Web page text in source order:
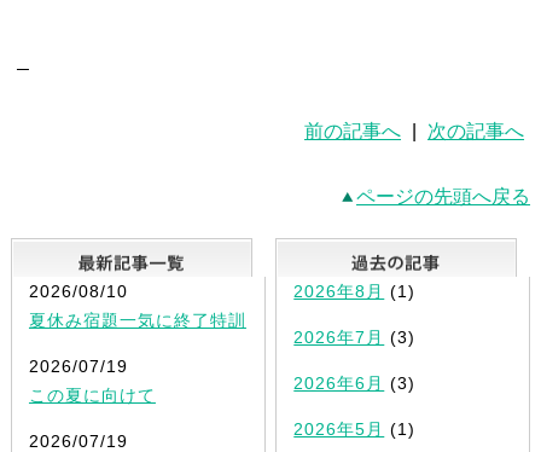
前の記事へ 次の記事へ
ページの先頭へ戻る
最新記事一覧
2026/08/10
夏休み宿題一気に終了特訓
2026/07/19
この夏に向けて
2026/07/19
2026年8月 (1)
2026年7月 (3)
2026年6月 (3)
2026年5月 (1)